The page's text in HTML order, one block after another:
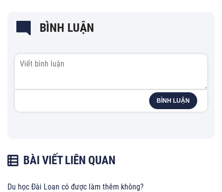
BÌNH LUẬN
BÌNH LUẬN
BÀI VIẾT LIÊN QUAN
Du học Đài Loan có được làm thêm không?